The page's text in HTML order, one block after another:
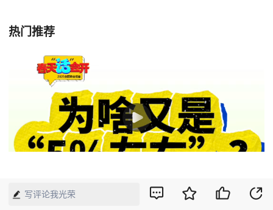
下载、转载使用时必须注明“来源：中国经济周刊-经济网”、“来源：
将依法追究责任。 凡本网注明“来源：XXX（非中国经济周刊或经济
网）”的文/图等稿件，均转载自其它媒体，转载目的在于传递更多信
息，并不代表本网赞同其观点和对其真实性负责。如其他媒体、网站
或个人转载使用，请与著作权人联系，并自负法律责任。
热门推荐
为啥又是“5%左右”？
写评论我光荣